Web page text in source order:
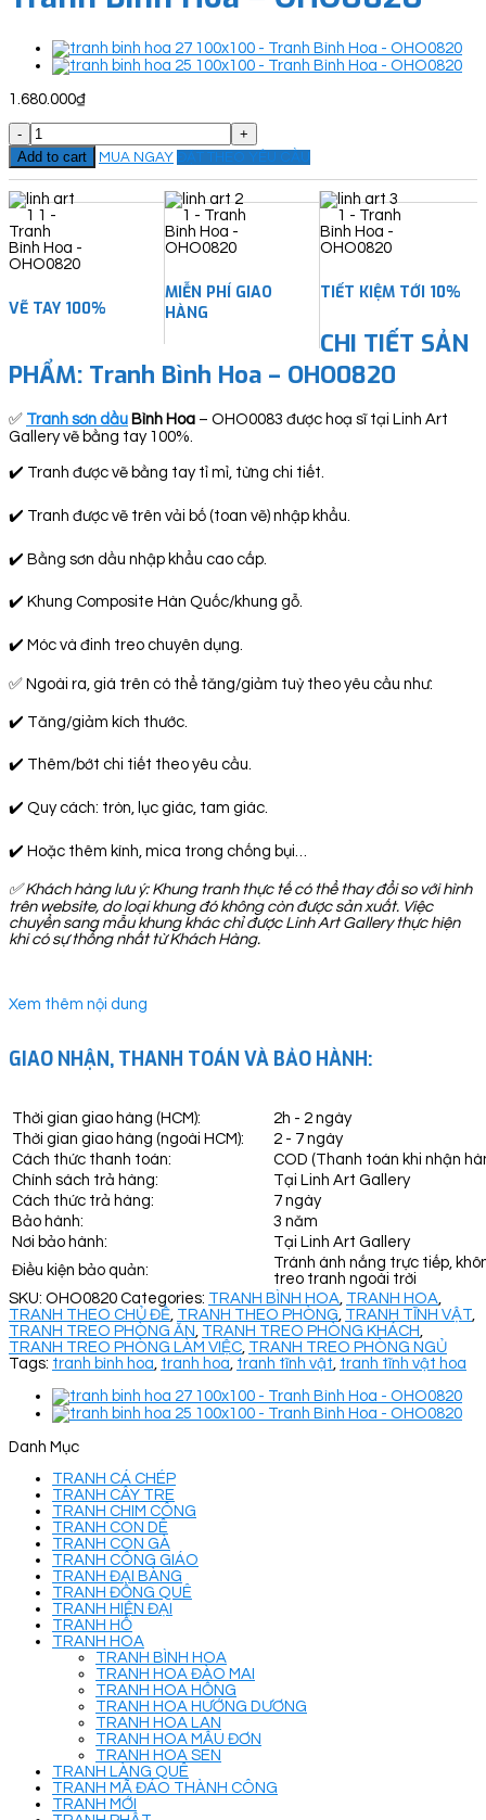
1.680.000₫
Tranh
Bình
Hoa
-
OHO0820
quantity
Add to cart MUA NGAY ĐẶT THEO YÊU CẦU
VẼ TAY 100%
MIỄN PHÍ GIAO
HÀNG
TIẾT KIỆM TỚI 10%
CHI TIẾT SẢN
PHẨM: Tranh Bình Hoa – OHO0820
✅ Tranh sơn dầu Bình Hoa – OHO0083 được hoạ sĩ tại Linh Art
Gallery vẽ bằng tay 100%.
✔️ Tranh được vẽ bằng tay tỉ mỉ, từng chi tiết.
✔️ Tranh được vẽ trên vải bố (toan vẽ) nhập khẩu.
✔️ Bằng sơn dầu nhập khẩu cao cấp.
✔️ Khung Composite Hàn Quốc/khung gỗ.
✔️ Móc và đinh treo chuyên dụng.
✅ Ngoài ra, giá trên có thể tăng/giảm tuỳ theo yêu cầu như:
✔️ Tăng/giảm kích thước.
✔️ Thêm/bớt chi tiết theo yêu cầu.
✔️ Quy cách: tròn, lục giác, tam giác.
✔️ Hoặc thêm kính, mica trong chống bụi…
✅Khách hàng lưu ý: Khung tranh thực tế có thể thay đổi so với hình
trên website, do loại khung đó không còn được sản xuất. Việc
chuyển sang mẫu khung khác chỉ được Linh Art Gallery thực hiện
khi có sự thống nhất từ Khách Hàng.
Xem thêm nội dung
GIAO NHẬN, THANH TOÁN VÀ BẢO HÀNH:
Thời gian giao hàng (HCM):
2h - 2 ngày
Thời gian giao hàng (ngoài HCM):
2 - 7 ngày
Cách thức thanh toán:
COD (Thanh toán khi nhận
Chính sách trả hàng:
Tại Linh Art Gallery
Cách thức trả hàng:
7 ngày
Bảo hành:
3 năm
Nơi bảo hành:
Tại Linh Art Gallery
Điều kiện bảo quản:
Tránh ánh nắng trực tiếp,
treo tranh ngoài trời
SKU: OHO0820 Categories: TRANH BÌNH HOA, TRANH HOA,
TRANH THEO CHỦ ĐỀ, TRANH THEO PHÒNG, TRANH TĨNH VẬT,
TRANH TREO PHÒNG ĂN, TRANH TREO PHÒNG KHÁCH,
TRANH TREO PHÒNG LÀM VIỆC, TRANH TREO PHÒNG NGỦ
Tags: tranh bình hoa, tranh hoa, tranh tĩnh vật, tranh tĩnh vật hoa
Danh Mục
TRANH CÁ CHÉP
TRANH CÂY TRE
TRANH CHIM CÔNG
TRANH CON DÊ
TRANH CON GÀ
TRANH CÔNG GIÁO
TRANH ĐẠI BÀNG
TRANH ĐỒNG QUÊ
TRANH HIỆN ĐẠI
TRANH HỔ
TRANH HOA
TRANH BÌNH HOA
TRANH HOA ĐÀO MAI
TRANH HOA HỒNG
TRANH HOA HƯỚNG DƯƠNG
TRANH HOA LAN
TRANH HOA MẪU ĐƠN
TRANH HOA SEN
TRANH LÀNG QUÊ
TRANH MÃ ĐÁO THÀNH CÔNG
TRANH MỚI